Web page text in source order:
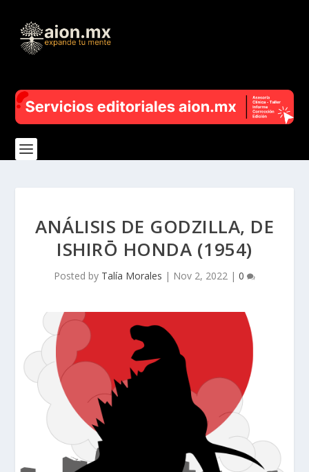
ANÁLISIS DE GODZILLA, DE
ISHIRŌ HONDA (1954)
Posted by Talía Morales | Nov 2, 2022 | 0